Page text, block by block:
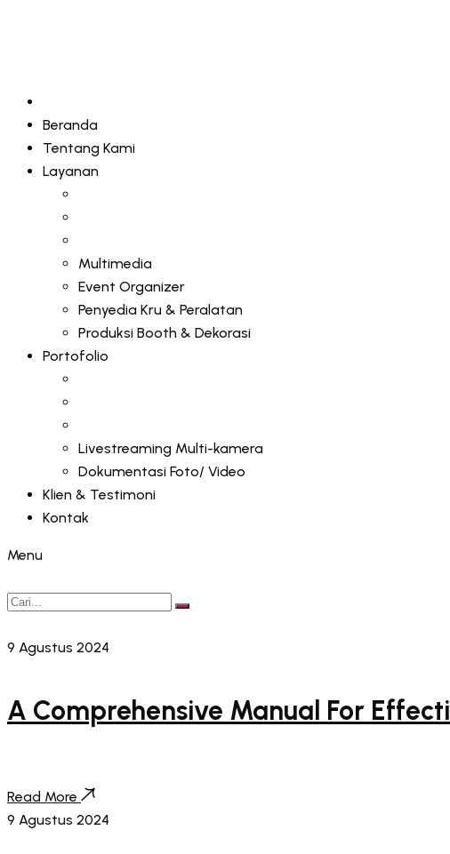
Beranda
Tentang Kami
Layanan
Multimedia
Event Organizer
Penyedia Kru & Peralatan
Produksi Booth & Dekorasi
Portofolio
Livestreaming Multi-kamera
Dokumentasi Foto/ Video
Klien & Testimoni
Kontak
Menu
9 Agustus 2024
A Comprehensive Manual For
Read More
9 Agustus 2024